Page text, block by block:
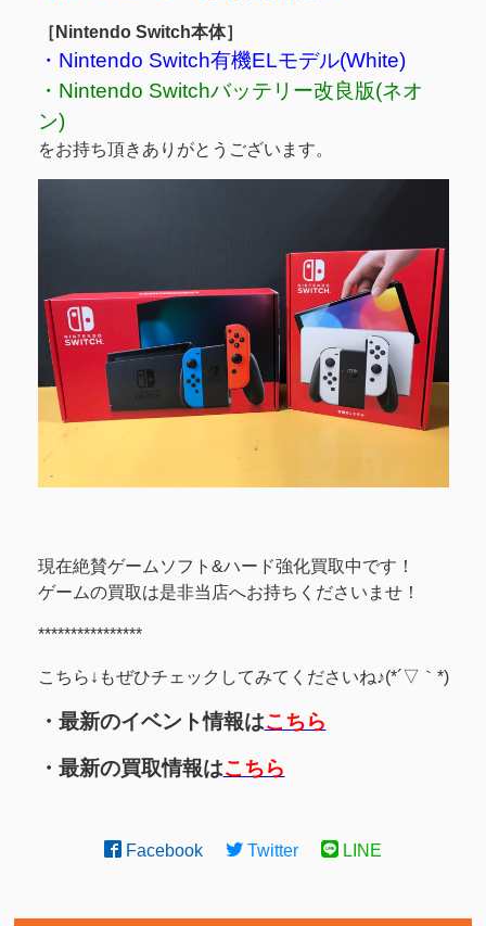
［Nintendo Switch本体］
・Nintendo Switch有機ELモデル(White)
・Nintendo Switchバッテリー改良版(ネオ
ン)
をお持ち頂きありがとうございます。
現在絶賛ゲームソフト&ハード強化買取中です！
ゲームの買取は是非当店へお持ちくださいませ！
****************
こちら↓もぜひチェックしてみてくださいね♪(*´▽｀*)
・最新のイベント情報はこちら
・最新の買取情報はこちら
Facebook Twitter LINE